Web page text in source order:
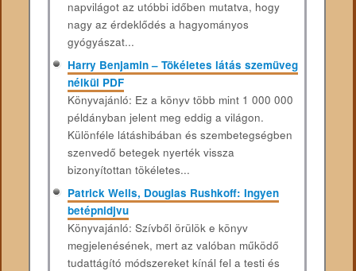
napvilágot az utóbbi időben mutatva, hogy
nagy az érdeklődés a hagyományos
gyógyászat...
Harry Benjamin – Tökéletes látás szemüveg
nélkül PDF
Könyvajánló: Ez a könyv több mint 1 000 000
példányban jelent meg eddig a világon.
Különféle látáshibában és szembetegségben
szenvedő betegek nyerték vissza
bizonyítottan tökéletes...
Patrick Wells, Douglas Rushkoff: Ingyen
betépnidjvu
Könyvajánló: Szívből örülök e könyv
megjelenésének, mert az valóban működő
tudattágító módszereket kínál fel a testi és